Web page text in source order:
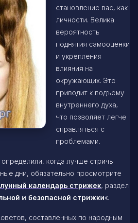
становление вас, как
личности. Велика
вероятность
поднятия самооценки
и укрепления
влияния на
окружающих. Это
приводит к подъему
внутреннего духа,
что позволяет легче
справляться с
проблемами.
когда лучше стричь
дни, обязательно просмотрите
лунный календарь стрижек, раздел
и безопасной стрижки«.
составленных по народным